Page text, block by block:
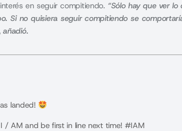
en seguir compitiendo. “Sólo hay que ver lo
Si no quisiera seguir compitiendo se
añadió.
landed!
/ AM and be first in line next time! #IAM